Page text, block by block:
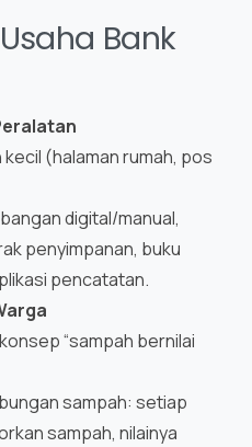
Bank
kecil (halaman rumah, pos
digital/manual,
penyimpanan, buku
pencatatan.
“sampah bernilai
sampah: setiap
sampah, nilainya